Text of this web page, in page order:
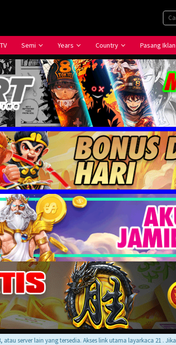
Semi Years Country Pasang Iklan
lain yang tersedia. Akses link utama layarkaca 21 . Jika